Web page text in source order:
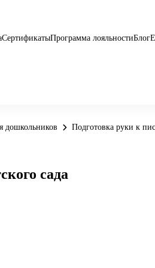
СертификатыПрограмма лояльностиБлог
дошкольников Подготовка руки к
сада